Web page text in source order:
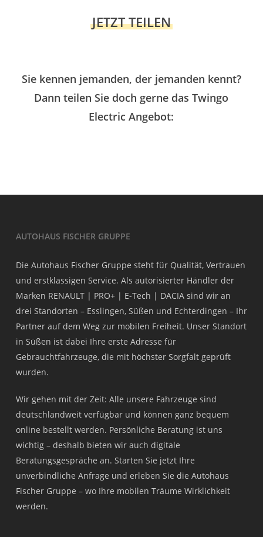
JETZT TEILEN
Sie kennen jemanden, der jemanden kennt?
Dann teilen Sie doch gerne das Twingo
Electric Angebot:
AUTOHAUS FISCHER GRUPPE
Die Autohaus Fischer Gruppe steht für Qualität, Vertrauen
und erstklassigen Service. Als autorisierter Händler der
Marken RENAULT | PRO+ | E-Tech | DACIA sind wir an
drei Standorten – Esslingen, Süßen und Echterdingen – Ihr
Partner auf dem Weg zur mobilen Freiheit. Unser Standort
in Süßen ist dabei Ihre erste Adresse für
Gebrauchtfahrzeuge, die mit höchster Sorgfalt geprüft
wurden.
Wir gehen mit der Zeit: Alle unsere Fahrzeuge sind
deutschlandweit verfügbar und können ganz bequem
online bestellt werden. Persönliche Beratung ist uns
wichtig – deshalb bieten wir auch digitale
Beratungsgespräche an. Starten Sie jetzt Ihre
unverbindliche Anfrage und erleben Sie die Autohaus
Fischer Gruppe – wo Ihre mobilen Träume Wirklichkeit
werden.